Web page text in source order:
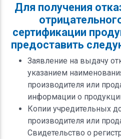
Для получения
сертификации
предоставить
Заявление на выдачу
указанием
производителя или
информации о
Копии учредительных
производителя или
Свидетельство о